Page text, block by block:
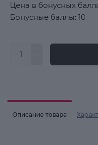
Цена в бонусных
Бонусные баллы: 10
Описание товара